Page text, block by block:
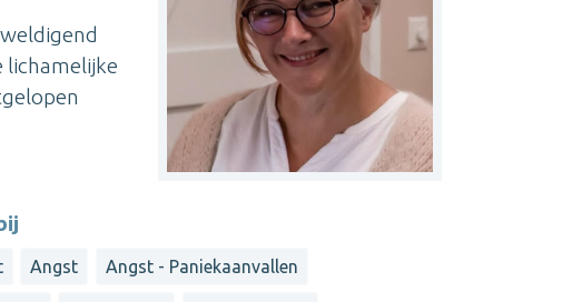
lichamelijke
Angst Angst - Paniekaanvallen